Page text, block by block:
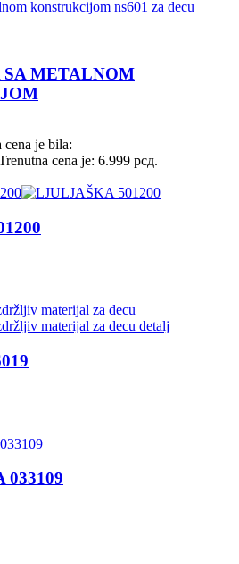
METALNOM
je bila:
cena je: 6.999 рсд.
033109